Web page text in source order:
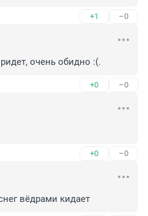
+1 –0
очень обидно :(.
+0 –0
+0 –0
вёдрами кидает